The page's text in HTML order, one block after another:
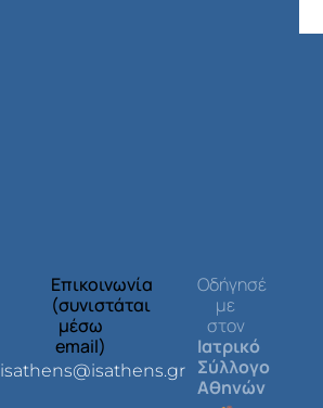
Επικοινωνία
(συνιστάται
μέσω
email)
isathens@isathens.gr
Οδήγησέ
με
στον
Ιατρικό
Σύλλογο
Αθηνών